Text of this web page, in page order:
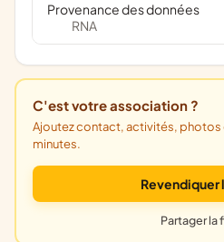
Provenance des données
RNA
C'est votre association ?
Ajoutez contact, activités, photos et annonces. Gratuit, en 5
minutes.
Revendiquer
Partager la